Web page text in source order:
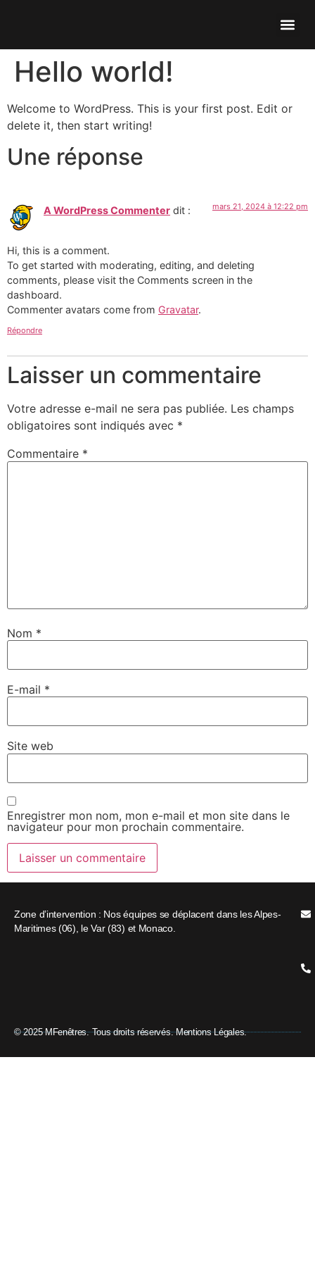
Hello world!
Welcome to WordPress. This is your first post. Edit or
delete it, then start writing!
Une réponse
A WordPress Commenter dit : mars 21, 2024 à 12:22 pm
Hi, this is a comment.
To get started with moderating, editing, and deleting
comments, please visit the Comments screen in the
dashboard.
Commenter avatars come from Gravatar.
Répondre
Laisser un commentaire
Votre adresse e-mail ne sera pas publiée. Les champs
obligatoires sont indiqués avec *
Commentaire *
Nom *
E-mail *
Site web
Enregistrer mon nom, mon e-mail et mon site dans le
navigateur pour mon prochain commentaire.
Zone d’intervention : Nos équipes se déplacent dans les Alpes-
Maritimes (06), le Var (83) et Monaco.
© 2025 MFenêtres. Tous droits réservés. Mentions Légales.